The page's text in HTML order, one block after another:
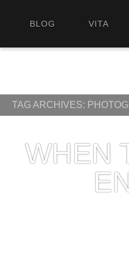
BLOG VITA
TAG ARCHIVES:
WHEN